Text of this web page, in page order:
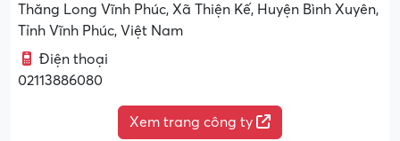
Thăng Long Vĩnh Phúc, Xã Thiện Kế, Huyện Bình Xuyên,
Tỉnh Vĩnh Phúc, Việt Nam
Điện thoại
02113886080
Xem trang công ty